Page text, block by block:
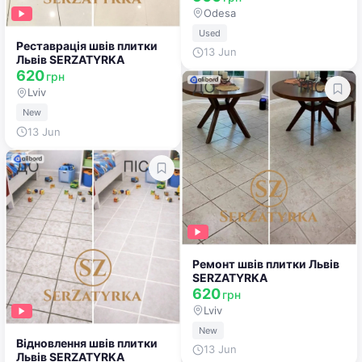
Реставрація швів плитки
Львів SERZATYRKA
620грн
Lviv
New
13 Jun
Відновлення швів плитки
Львів SERZATYRKA
Odesa
Used
13 Jun
Ремонт швів плитки Львів
SERZATYRKA
620грн
Lviv
New
13 Jun